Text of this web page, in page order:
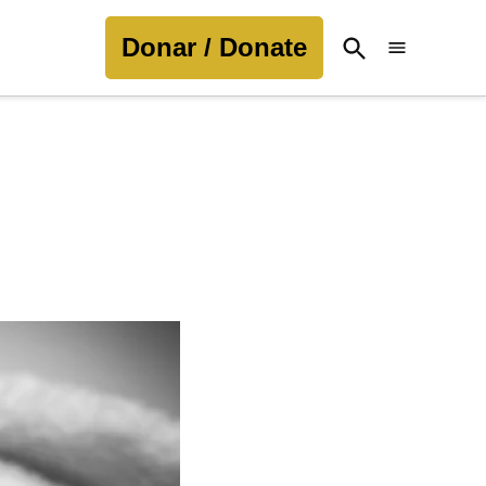
Donar / Donate
Open
Search